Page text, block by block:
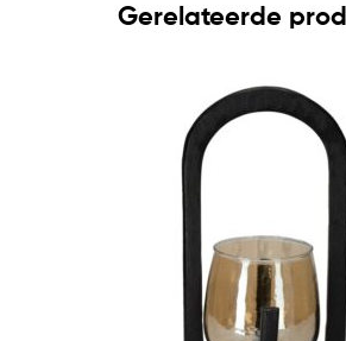
Gerelateerde